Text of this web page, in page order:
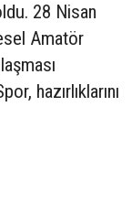
28 Nisan
Amatör
hazırlıklarını